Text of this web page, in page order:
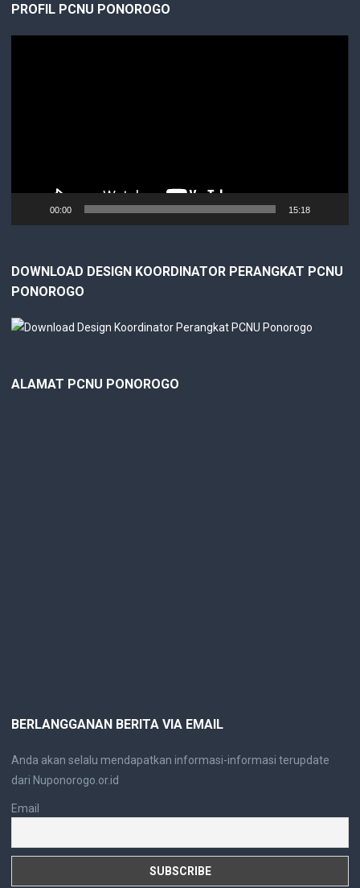
PROFIL PCNU PONOROGO
00:00 15:18
DOWNLOAD DESIGN KOORDINATOR PERANGKAT PCNU
PONOROGO
ALAMAT PCNU PONOROGO
BERLANGGANAN BERITA VIA EMAIL
Anda akan selalu mendapatkan informasi-informasi terupdate
dari Nuponorogo.or.id
Email